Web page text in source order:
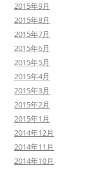
2015年9月
2015年8月
2015年7月
2015年6月
2015年5月
2015年4月
2015年3月
2015年2月
2015年1月
2014年12月
2014年11月
2014年10月